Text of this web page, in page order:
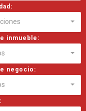
inmueble:
negocio: